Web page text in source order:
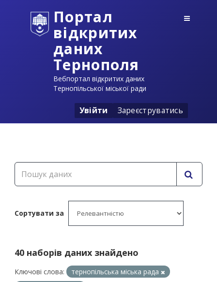
Портал
відкритих
даних
Тернополя
Вебпортал відкритих даних
Тернопільської міської ради
Увійти Зареєструватись
Сортувати за
40 наборів даних знайдено
Ключові слова:
тернопільська міська рада